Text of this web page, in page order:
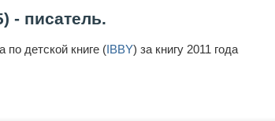
- писатель.
детской книге (IBBY) за книгу 2011 года